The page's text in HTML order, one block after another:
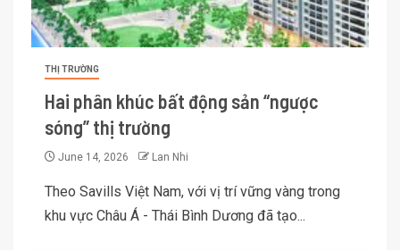
THỊ TRƯỜNG
Hai phân khúc bất động sản “ngược
sóng” thị trường
June 14, 2026 Lan Nhi
Theo Savills Việt Nam, với vị trí vững vàng trong
khu vực Châu Á - Thái Bình Dương đã tạo...